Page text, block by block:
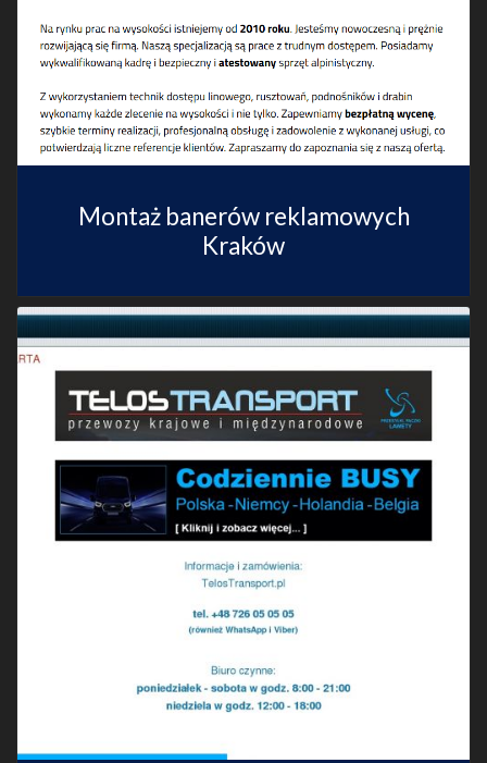
Montaż banerów reklamowych
Kraków